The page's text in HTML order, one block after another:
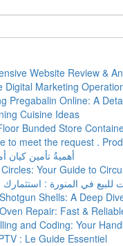
Website Review &
Digital Marketing
Pregabalin Online: A
Cuisine Ideas
Bunded Store
to meet the request .
أهميةُ تأمين كيان
Your Guide to
Shells: A Deep
Repair: Fast &
and Coding: Your
: Le Guide Essentiel